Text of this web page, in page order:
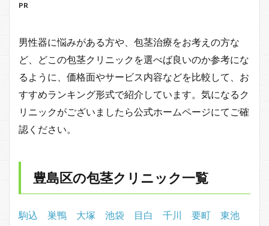
PR
男性器に悩みがある方や、包茎治療をお考えの方な
ど、どこの包茎クリニックを選べば良いのか参考にな
るように、価格面やサービス内容などを比較して、お
すすめランキング形式で紹介しています。気になるク
リニックがございましたら公式ホームページにてご確
認ください。
豊島区の包茎クリニック一覧
駒込 巣鴨 大塚 池袋 目白 千川 要町
東池